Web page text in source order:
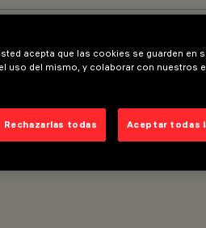
acepta que las cookies se guarden en
uso del mismo, y colaborar con nuestros
Rechazarlas todas Aceptar todas